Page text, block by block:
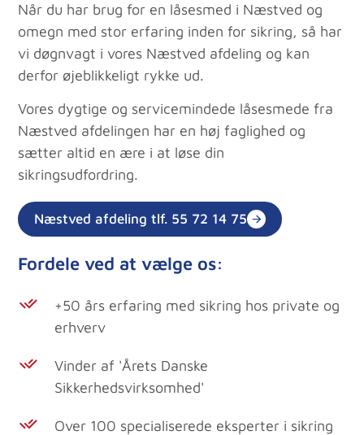
Når du har brug for en låsesmed i Næstved og
omegn med stor erfaring inden for sikring, så har
vi døgnvagt i vores Næstved afdeling og kan
derfor øjeblikkeligt rykke ud.
Vores dygtige og servicemindede låsesmede fra
Næstved afdelingen har en høj faglighed og
sætter altid en ære i at løse din
sikringsudfordring.
Næstved afdeling tlf. 55 72 14 75
Fordele ved at vælge os:
+50 års erfaring med sikring hos private og
erhverv
Vinder af 'Årets Danske
Sikkerhedsvirksomhed'
Over 100 specialiserede eksperter i sikring